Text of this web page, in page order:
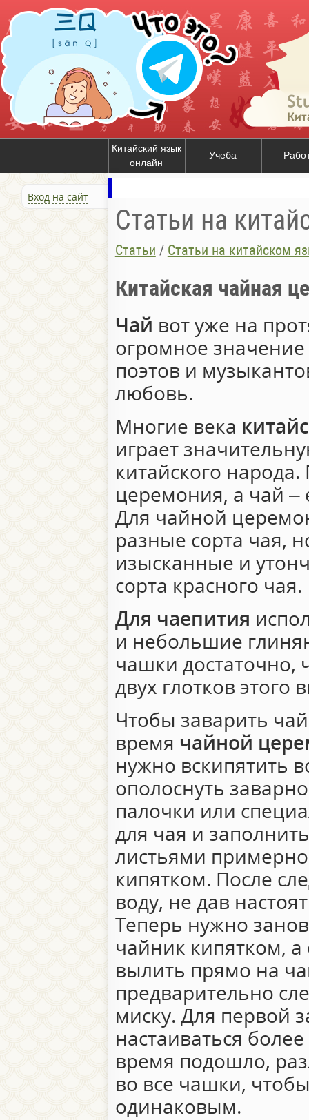
Китайский язык
онлайн
Учеба
Вход на сайт
Статьи на
Статьи / Статьи на китайском
Китайская чайная
Чай вот уже на
огромное
поэтов и
любовь.
Многие века
играет
китайского
церемония, а чай –
Для чайной
разные сорта чая,
изысканные и
сорта красного чая.
Для чаепития
и небольшие
чашки достаточно,
двух глотков этого
Чтобы заварить чай
время чайной
нужно вскипятить
ополоснуть
палочки или
для чая и
листьями примерно
кипятком. После
воду, не дав
Теперь нужно
чайник кипятком,
вылить прямо на
предварительно
миску. Для первой
настаиваться
время подошло,
во все чашки,
одинаковым.